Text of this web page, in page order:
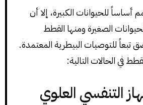
للحيوانات الكبيرة، إلا أن
الصغيرة ومنها القطط
تبعاً للتوصيات البيطرية المعتمدة.
في الحالات التالية:
التنفسي العلوي